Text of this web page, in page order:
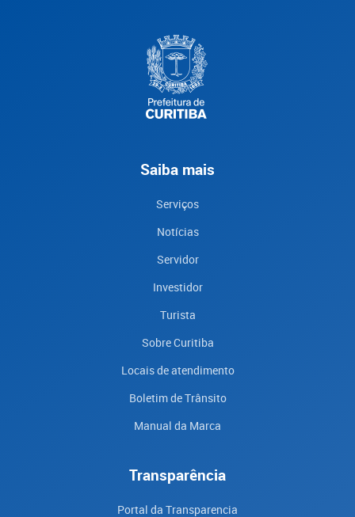
Saiba mais
Serviços
Notícias
Servidor
Investidor
Turista
Sobre Curitiba
Locais de atendimento
Boletim de Trânsito
Manual da Marca
Transparência
Portal da Transparencia